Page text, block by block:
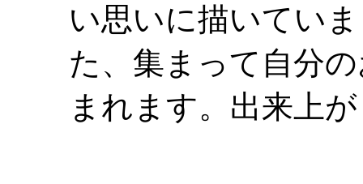
い思いに描いてい
た、集まって自分
まれます。出来上